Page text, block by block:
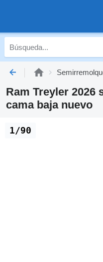
Ram Treyler 2026
cama baja nuevo
1/90